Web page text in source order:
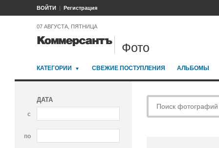
ВОЙТИ Регистрация
07 АВГУСТА, ПЯТНИЦА
Фото
КАТЕГОРИИ СВЕЖИЕ ПОСТУПЛЕНИЯ АЛЬБОМЫ
ДАТА
с
по